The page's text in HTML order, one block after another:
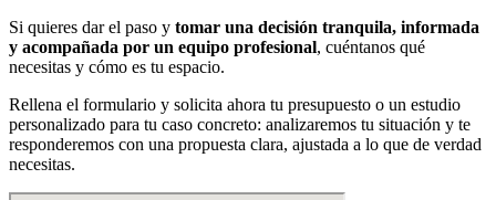
Si quieres dar el paso y tomar una decisión tranquila, informada
y acompañada por un equipo profesional, cuéntanos qué
necesitas y cómo es tu espacio.
Rellena el formulario y solicita ahora tu presupuesto o un estudio
personalizado para tu caso concreto: analizaremos tu situación y te
responderemos con una propuesta clara, ajustada a lo que de verdad
necesitas.